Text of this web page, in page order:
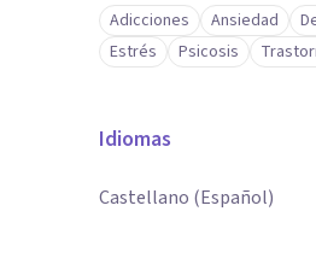
Adicciones Ansiedad
Estrés
Psicosis
Idiomas
Castellano (Español)